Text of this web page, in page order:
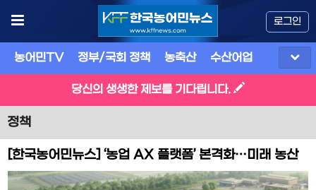
로그인
농어민TV 정부/국회 정책 농축산 수산어업
당신의 생생한 제보를 기다립니다.
정책
[한국농어민뉴스] ‘농업 AX 플랫폼’ 본격화…미래 농산
업 구조로 전환